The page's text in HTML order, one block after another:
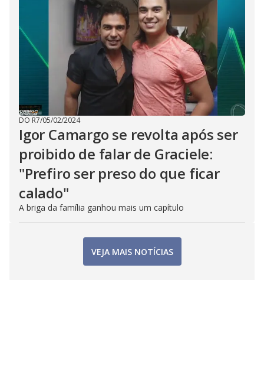
DO R7/05/02/2024
Igor Camargo se revolta após ser
proibido de falar de Graciele:
"Prefiro ser preso do que ficar
calado"
A briga da família ganhou mais um capítulo
VEJA MAIS NOTÍCIAS